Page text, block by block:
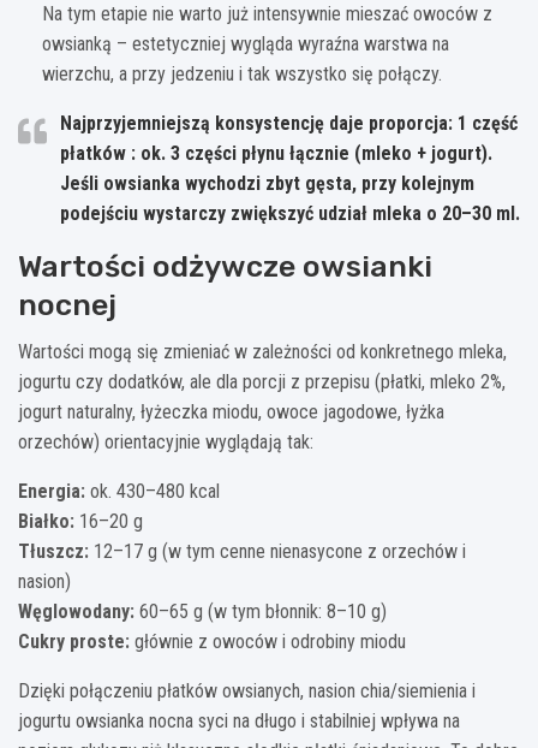
Na tym etapie nie warto już intensywnie mieszać owoców z
owsianką – estetyczniej wygląda wyraźna warstwa na
wierzchu, a przy jedzeniu i tak wszystko się połączy.
Najprzyjemniejszą konsystencję daje proporcja: 1 część
płatków : ok. 3 części płynu łącznie (mleko + jogurt).
Jeśli owsianka wychodzi zbyt gęsta, przy kolejnym
podejściu wystarczy zwiększyć udział mleka o 20–30 ml.
Wartości odżywcze owsianki
nocnej
Wartości mogą się zmieniać w zależności od konkretnego mleka,
jogurtu czy dodatków, ale dla porcji z przepisu (płatki, mleko 2%,
jogurt naturalny, łyżeczka miodu, owoce jagodowe, łyżka
orzechów) orientacyjnie wyglądają tak:
Energia: ok. 430–480 kcal
Białko: 16–20 g
Tłuszcz: 12–17 g (w tym cenne nienasycone z orzechów i
nasion)
Węglowodany: 60–65 g (w tym błonnik: 8–10 g)
Cukry proste: głównie z owoców i odrobiny miodu
Dzięki połączeniu płatków owsianych, nasion chia/siemienia i
jogurtu owsianka nocna syci na długo i stabilniej wpływa na